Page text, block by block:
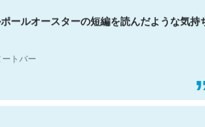
ールオースターの短編を読んだような気持ち
トバー